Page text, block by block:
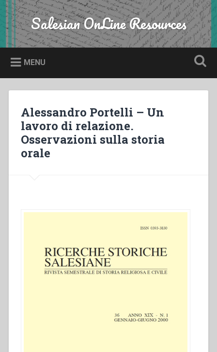
Skip
to
content
Search Salesian OnLine Resources
MENU
Alessandro Portelli – Un
lavoro di relazione.
Osservazioni sulla storia
orale